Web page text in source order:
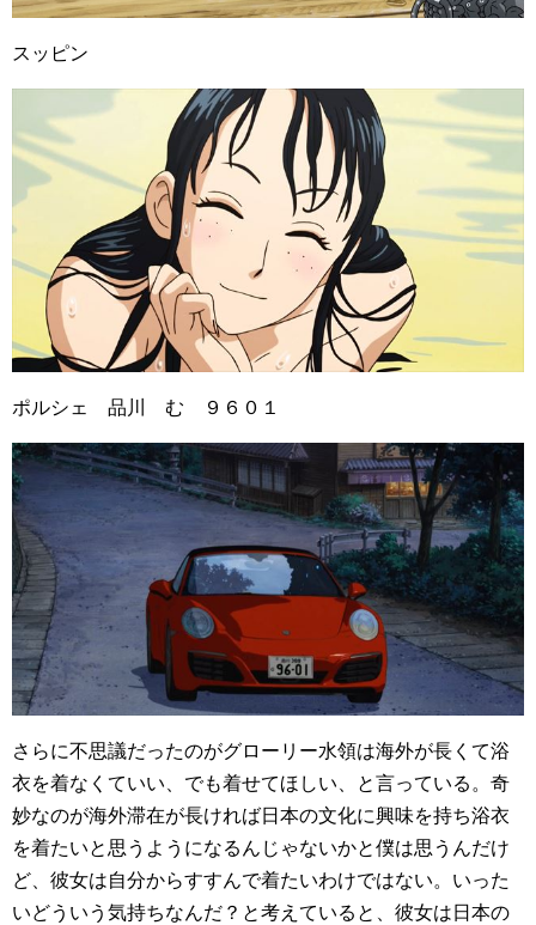
スッピン
ポルシェ 品川 む ９６０１
さらに不思議だったのがグローリー水領は海外が長くて浴
衣を着なくていい、でも着せてほしい、と言っている。奇
妙なのが海外滞在が長ければ日本の文化に興味を持ち浴衣
を着たいと思うようになるんじゃないかと僕は思うんだけ
ど、彼女は自分からすすんで着たいわけではない。いった
いどういう気持ちなんだ？と考えていると、彼女は日本の